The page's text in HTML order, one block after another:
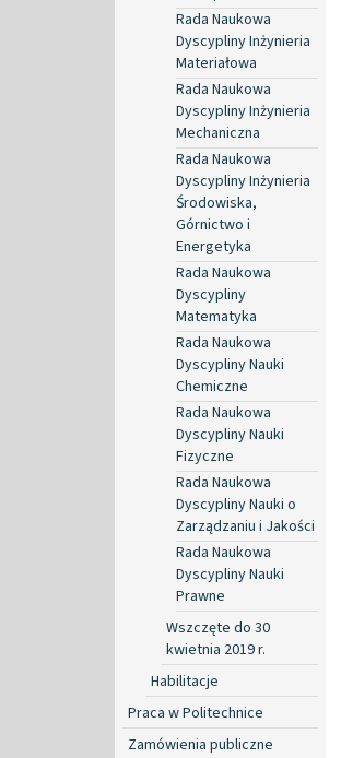
Rada Naukowa
Dyscypliny Inżynieria
Materiałowa
Rada Naukowa
Dyscypliny Inżynieria
Mechaniczna
Rada Naukowa
Dyscypliny Inżynieria
Środowiska,
Górnictwo i
Energetyka
Rada Naukowa
Dyscypliny
Matematyka
Rada Naukowa
Dyscypliny Nauki
Chemiczne
Rada Naukowa
Dyscypliny Nauki
Fizyczne
Rada Naukowa
Dyscypliny Nauki o
Zarządzaniu i Jakości
Rada Naukowa
Dyscypliny Nauki
Prawne
Wszczęte do 30
kwietnia 2019 r.
Habilitacje
Praca w Politechnice
Zamówienia publiczne